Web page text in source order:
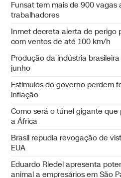
Funsat tem mais de 900 vagas
trabalhadores
Inmet decreta alerta de perigo
com ventos de até 100 km/h
Produção da indústria
junho
Estímulos do governo perdem
inflação
Como será o túnel gigante
a África
Brasil repudia revogação de
EUA
Eduardo Riedel apresenta
animal a empresários em São